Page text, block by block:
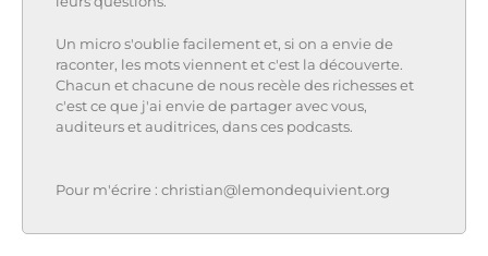
Un micro s'oublie facilement et, si on a envie de
raconter, les mots viennent et c'est la découverte.
Chacun et chacune de nous recèle des richesses et
c'est ce que j'ai envie de partager avec vous,
auditeurs et auditrices, dans ces podcasts.
Pour m'écrire : christian@lemondequivient.org